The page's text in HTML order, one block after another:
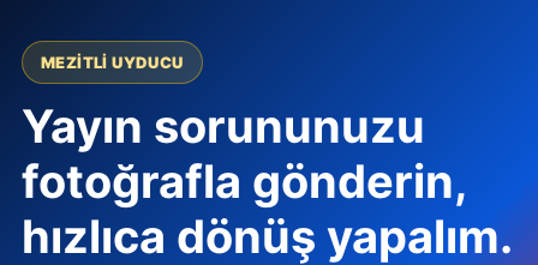
MEZITLI UYDUCU
Yayın sorununuzu
fotoğrafla gönderin,
hızlıca dönüş yapalım.